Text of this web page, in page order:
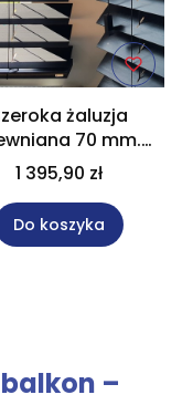
żaluzja
70 mm.
cm Na
wymiar
1 395,90 zł
Do koszyka
–